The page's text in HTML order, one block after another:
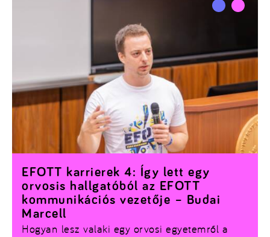
Hogyan lesz valaki egy orvosi egyetemről a
EFOTT karrierek 4: Így lett egy
orvosis hallgatóból az EFOTT
kommunikációs vezetője – Budai
Marcell